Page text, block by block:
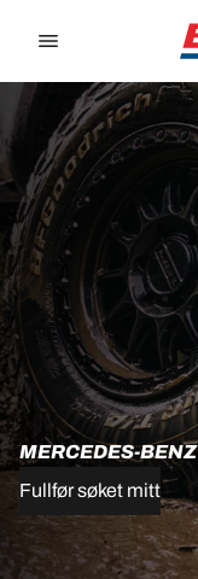
MERCEDES-BENZ
Fullfør søket mitt